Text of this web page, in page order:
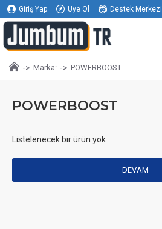
Giriş Yap Üye Ol Destek Merkezi
Marka: POWERBOOST
POWERBOOST
Listelenecek bir ürün yok
DEVAM